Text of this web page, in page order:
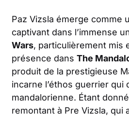
Paz Vizsla émerge comme
captivant dans l’immense
Wars, particulièrement mis
présence dans The
produit de la prestigieuse
incarne l’éthos guerrier qui
mandalorienne. Étant
remontant à Pre Vizsla, qui